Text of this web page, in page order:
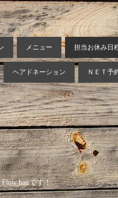
メニュー 担当お休み日
ヘアドネーション ＮＥＴ予
hairです！